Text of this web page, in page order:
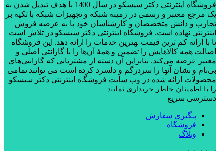
فروشگاه اینترنتی دکتر سیسکو در سال 1400 با هدف تبدیل شدن به
یک مرجع معتبر و رسمی در زمینه شبکه و تجهیزات شبکه با تکیه بر
تجارب و دانش متخصصان و کارشناسان خود پا به عرصه فروش
اینترنتی نهاده است. فروشگاه اینترنتی دکتر سیسکو در تلاش است
تا با ارائه کم ترین قیمت بهترین خدمات را ارائه دهد. این فروشگاه
اصالت همه کالاهایش را تضمین و همۀ آن‌ها را با گارانتی اصلی و
معتبر عرضه می‌کند. بنابراین آن دسته از مشتریانی که گارانتی‌های
بی‌نام و نشان آنها را سردرگم و دلسرد کرده است می توانند تمامی
محصولات ارائه شده در وب سایت فروشگاه اینترنتی دکتر سیسکو
را با اطمینان خاطر خریداری نمایند.
دسترسی سریع
پیگیری سفارش
فروشگاه
وبلاگ